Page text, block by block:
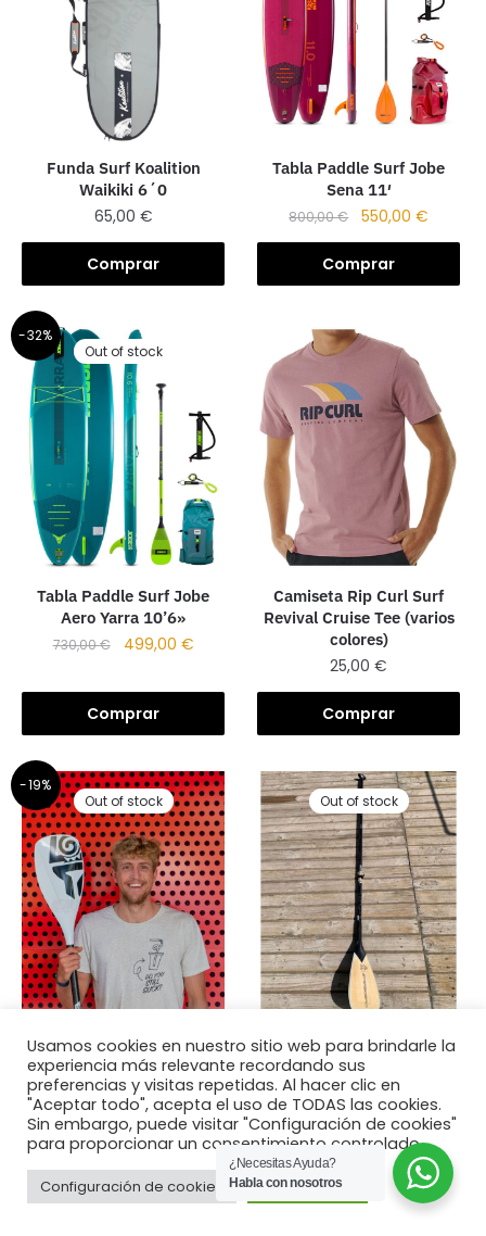
Funda Surf Koalition
Waikiki 6´0
65,00 €
Comprar
Tabla Paddle Surf Jobe
Sena 11′
800,00€ 550,00€
Comprar
-32%
Out of stock
Tabla Paddle Surf Jobe
Aero Yarra 10’6»
730,00€ 499,00 €
Comprar
Camiseta Rip Curl Surf
Revival Cruise Tee (varios
colores)
25,00€
Comprar
-19%
Out of stock
Remo Paddle Surf Mixto
Fijo Starboard Lima
Tufskin
180,00 145,00€
Out of stock
Remo Paddle surf
Starboard Enduro Balsa
Mixto
240,00€
Comprar
Usamos cookies en nuestro sitio web para brindarle la
experiencia más relevante recordando sus
preferencias y visitas repetidas. Al hacer clic en
"Aceptar todo", acepta el uso de TODAS las cookies.
Sin embargo, puede visitar "Configuración de cookies"
para proporcionar un consentimiento controlado.
Configuración de cookies Aceptar todo
¿Necesitas Ayuda?
Habla con nosotros